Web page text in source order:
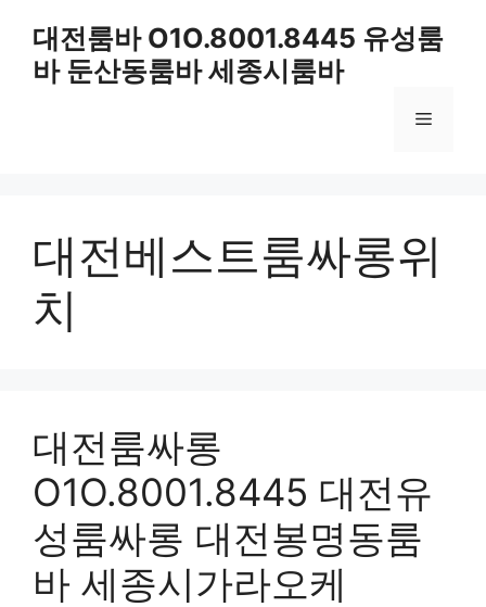
대전룸바 O1O.8001.8445 유성룸
바 둔산동룸바 세종시룸바
메
대전베스트룸싸롱위
치
대전룸싸롱
O1O.8001.8445 대전유
성룸싸롱 대전봉명동룸
바 세종시가라오케